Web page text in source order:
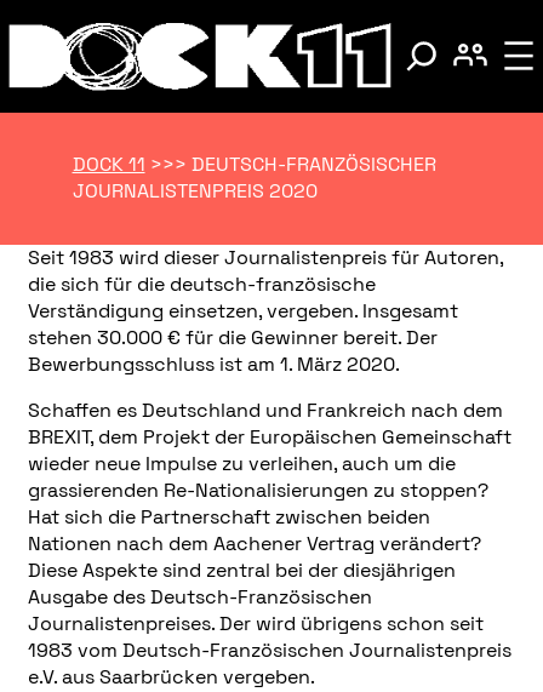
DOCK 11 >>> DEUTSCH-FRANZÖSISCHER
JOURNALISTENPREIS 2020
Seit 1983 wird dieser Journalistenpreis für Autoren,
die sich für die deutsch-französische
Verständigung einsetzen, vergeben. Insgesamt
stehen 30.000 € für die Gewinner bereit. Der
Bewerbungsschluss ist am 1. März 2020.
Schaffen es Deutschland und Frankreich nach dem
BREXIT, dem Projekt der Europäischen Gemeinschaft
wieder neue Impulse zu verleihen, auch um die
grassierenden Re-Nationalisierungen zu stoppen?
Hat sich die Partnerschaft zwischen beiden
Nationen nach dem Aachener Vertrag verändert?
Diese Aspekte sind zentral bei der diesjährigen
Ausgabe des Deutsch-Französischen
Journalistenpreises. Der wird übrigens schon seit
1983 vom Deutsch-Französischen Journalistenpreis
e.V. aus Saarbrücken vergeben.